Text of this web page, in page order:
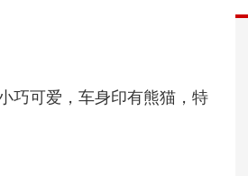
巧可爱，车身印有熊猫，特